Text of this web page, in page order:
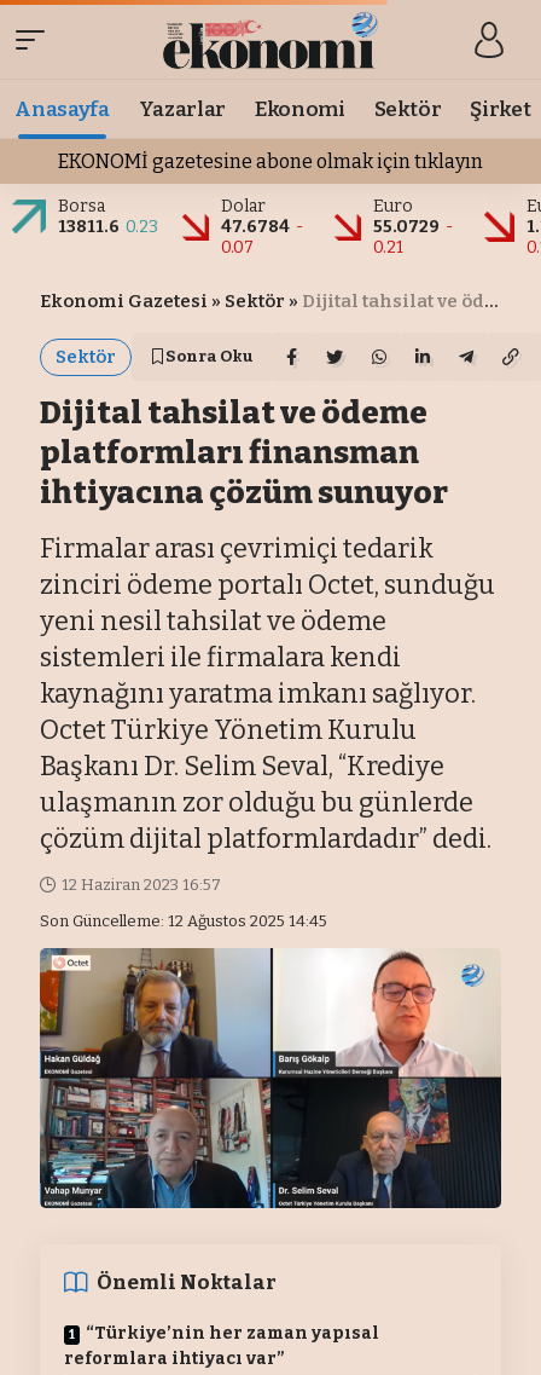
Anasayfa Yazarlar Ekonomi Sektör Şirket
EKONOMİ gazetesine abone olmak için tıklayın
Borsa
13811.6 0.23
Dolar
47.6784 -
0.07
Euro
55.0729 -
0.21
Ekonomi Gazetesi » Sektör » Dijital tahsilat ve ödeme platformları finansman ihtiyacına çözüm sunuyor
Sektör Sonra Oku
Dijital tahsilat ve ödeme
platformları finansman
ihtiyacına çözüm sunuyor
Firmalar arası çevrimiçi tedarik
zinciri ödeme portalı Octet, sunduğu
yeni nesil tahsilat ve ödeme
sistemleri ile firmalara kendi
kaynağını yaratma imkanı sağlıyor.
Octet Türkiye Yönetim Kurulu
Başkanı Dr. Selim Seval, “Krediye
ulaşmanın zor olduğu bu günlerde
çözüm dijital platformlardadır” dedi.
Son Güncelleme: 12 Ağustos 2025 14:45
12 Haziran 2023 16:57
Önemli Noktalar
“Türkiye’nin her zaman yapısal
reformlara ihtiyacı var”